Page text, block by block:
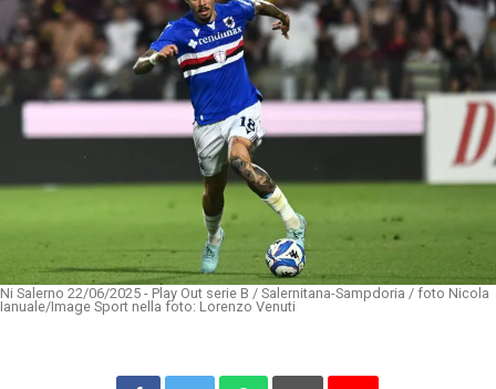
Ni Salerno 22/06/2025 - Play Out serie B / Salernitana-Sampdoria / foto Nicola
Ianuale/Image Sport nella foto: Lorenzo Venuti